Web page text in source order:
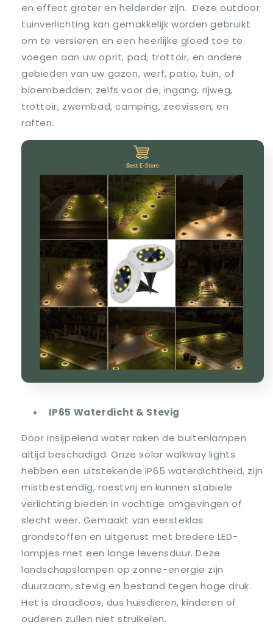
en effect groter en helderder zijn. Deze outdoor
tuinverlichting kan gemakkelijk worden gebruikt
om te versieren en een heerlijke gloed toe te
voegen aan uw oprit, pad, trottoir, en andere
gebieden van uw gazon, werf, patio, tuin, of
bloembedden; zelfs voor de, ingang, rijweg,
trottoir, zwembad, camping, zeevissen, en
raften.
IP65 Waterdicht & Stevig
Door insijpelend water raken de buitenlampen
altijd beschadigd. Onze solar walkway lights
hebben een uitstekende IP65 waterdichtheid, zijn
mistbestendig, roestvrij en kunnen stabiele
verlichting bieden in vochtige omgevingen of
slecht weer. Gemaakt van eersteklas
grondstoffen en uitgerust met bredere LED-
lampjes met een lange levensduur. Deze
landschapslampen op zonne-energie zijn
duurzaam, stevig en bestand tegen hoge druk.
Het is draadloos, dus huisdieren, kinderen of
ouderen zullen niet struikelen.